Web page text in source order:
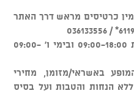
כרטיסים מראש דרך האתר
המוקד עובד בימים א'-ה' בשעות 09:00-18:00 ובימי ו' 09:00-
באשראי/מזומן, מחירי
הנחות והטבות ועל בסיס